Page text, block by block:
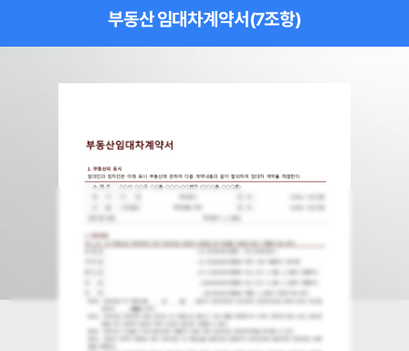
부동산 임대차계약서(7조항)